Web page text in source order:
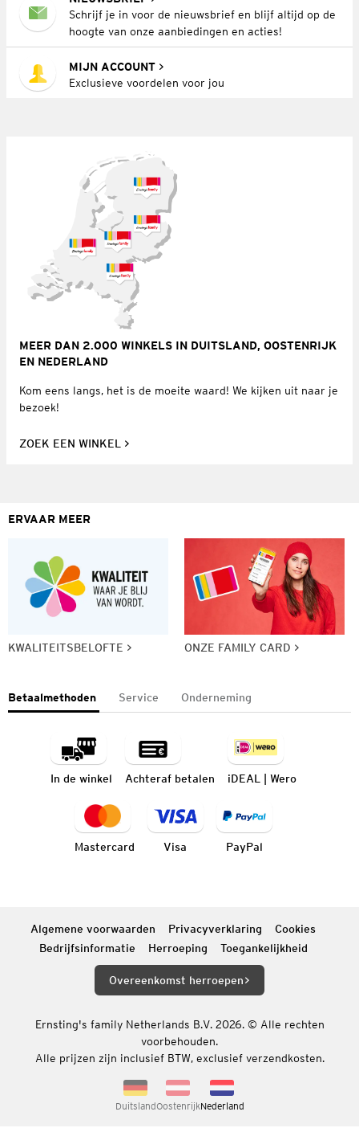
Schrijf je in voor de nieuwsbrief en blijf altijd op de
hoogte van onze aanbiedingen en acties!
MIJN ACCOUNT
Exclusieve voordelen voor jou
MEER DAN 2.000 WINKELS IN DUITSLAND, OOSTENRIJK
EN NEDERLAND
Kom eens langs, het is de moeite waard! We kijken uit naar je
bezoek!
ZOEK EEN WINKEL
ERVAAR MEER
KWALITEITSBELOFTE ONZE FAMILY CARD
Betaalmethoden Service Onderneming
In de winkel Achteraf betalen iDEAL | Wero
Mastercard Visa PayPal
Algemene voorwaarden Privacyverklaring
Cookies
Bedrijfsinformatie
Herroeping Toegankelijkheid
Overeenkomst herroepen
Ernsting's family Netherlands B.V. 2026. © Alle rechten
voorbehouden.
Alle prijzen zijn inclusief BTW, exclusief verzendkosten.
DuitslandOostenrijkNederland